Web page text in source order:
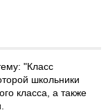
"Класс
школьники
класса, а также